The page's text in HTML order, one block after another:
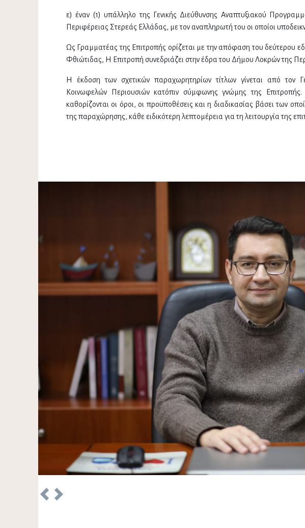
ε) έναν (1) υπάλληλο της Γενικής Διεύθυνσης Αναπτυξιακού
Περιφέρειας Στερεάς Ελλάδας, με τον αναπληρωτή του οι οποίοι
Ως Γραμματέας της Επιτροπής ορίζεται με την απόφαση του δεύτερου
Φθιώτιδας, Η Επιτροπή συνεδριάζει στην έδρα του Δήμου Λοκρών της
Η έκδοση των σχετικών παραχωρητηρίων τίτλων γίνεται από τον
Κοινωφελών Περιουσιών κατόπιν σύμφωνης γνώμης της
καθορίζονται οι όροι, οι προϋποθέσεις και η διαδικασίας βάσει των
της παραχώρησης, κάθε ειδικότερη λεπτομέρεια για τη λειτουργία της
Previous